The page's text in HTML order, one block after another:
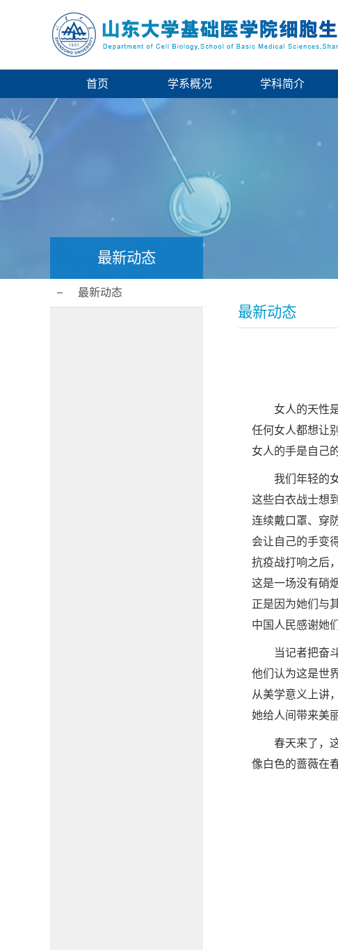
首页 学系概况 学科简介
最新动态
最新动态
最新动态
女人的天性
任何女人都想让
女人的手是自己
我们年轻的
这些白衣战士想
连续戴口罩、穿
会让自己的手变
抗疫战打响之后
这是一场没有硝
正是因为她们与
中国人民感谢她
当记者把奋
他们认为这是世
从美学意义上讲
她给人间带来美
春天来了，
像白色的蔷薇在